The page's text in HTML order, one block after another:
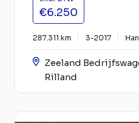
€6.250
287.311 km 3-2017
Zeeland
Rilland